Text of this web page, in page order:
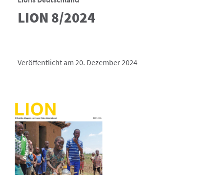
LION 8/2024
Veröffentlicht am 20. Dezember 2024